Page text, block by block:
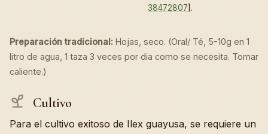
38472807].
Preparación tradicional: Hojas, seco. (Oral/ Té, 5-10g en 1
litro de agua, 1 taza 3 veces por dia como se necesita. Tomar
caliente.)
Cultivo
Para el cultivo exitoso de Ilex guayusa, se requiere un